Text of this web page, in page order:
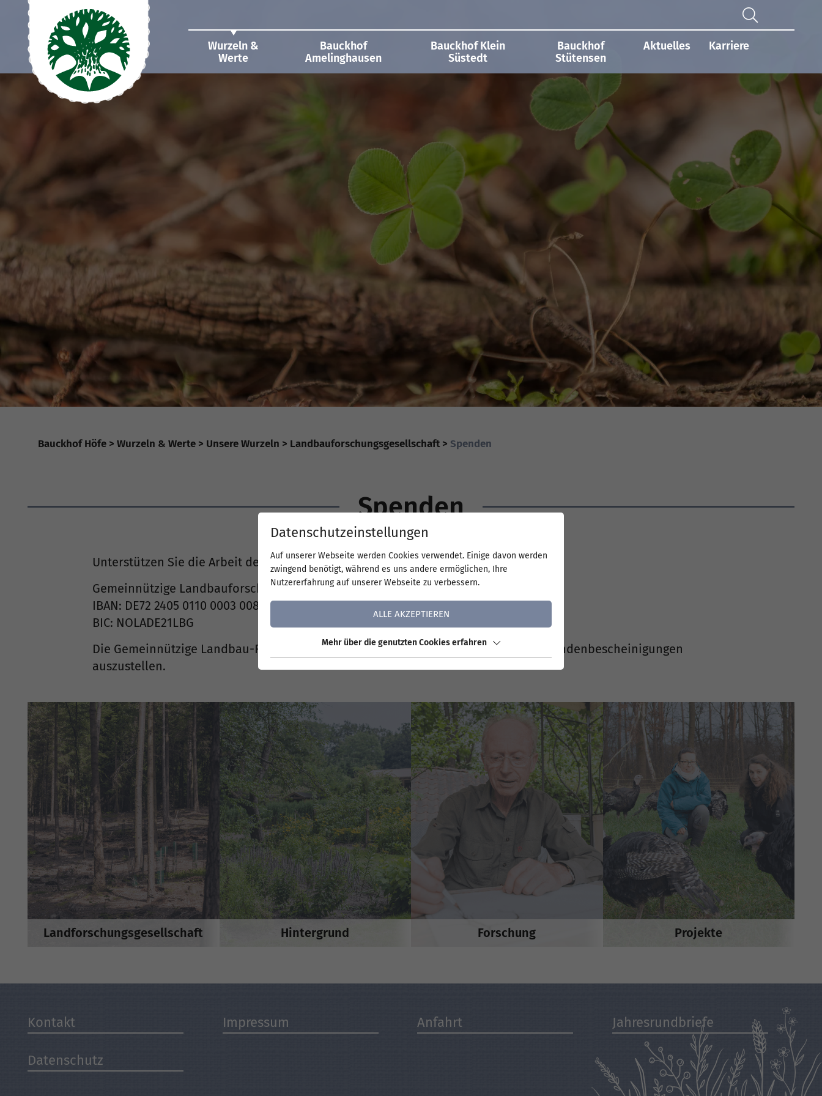
Bauckhof Höfe Wurzeln & Werte Unsere Wurzeln Landbauforschungsgesellschaft Spenden
Spenden
Unterstützen Sie die Arbeit der Landbauforschungsgesellschaft:
Gemeinnützige Landbauforschungsgesellschaft mbH
IBAN: DE72 2405 0110 0003 0085 21
BIC: NOLADE21LBG
Die Gemeinnützige Landbau-Forschungsgesellschaft Sottorf mbH ist berechtigt, Spendenbescheinigungen
auszustellen.
Landforschungsgesellschaft Hintergrund Forschung Projekte
Kontakt Impressum Anfahrt Jahresrundbriefe
Datenschutz
Datenschutzeinstellungen
Auf unserer Webseite werden Cookies verwendet. Einige davon werden
zwingend benötigt, während es uns andere ermöglichen, Ihre
Nutzererfahrung auf unserer Webseite zu verbessern.
ALLE AKZEPTIEREN
Mehr über die genutzten Cookies erfahren
Wurzeln &
Werte
Bauckhof
Amelinghausen
Bauckhof Klein
Süstedt
Bauckhof
Stütensen
Aktuelles Karriere